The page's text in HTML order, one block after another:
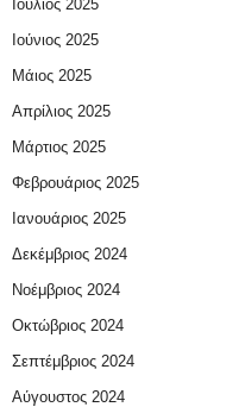
Ιούλιος 2025
Ιούνιος 2025
Μάιος 2025
Απρίλιος 2025
Μάρτιος 2025
Φεβρουάριος 2025
Ιανουάριος 2025
Δεκέμβριος 2024
Νοέμβριος 2024
Οκτώβριος 2024
Σεπτέμβριος 2024
Αύγουστος 2024